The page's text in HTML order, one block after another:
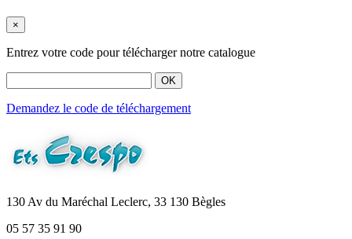
×
Entrez votre code pour télécharger notre catalogue
OK
Demandez le code de téléchargement
130 Av du Maréchal Leclerc, 33 130 Bègles
05 57 35 91 90